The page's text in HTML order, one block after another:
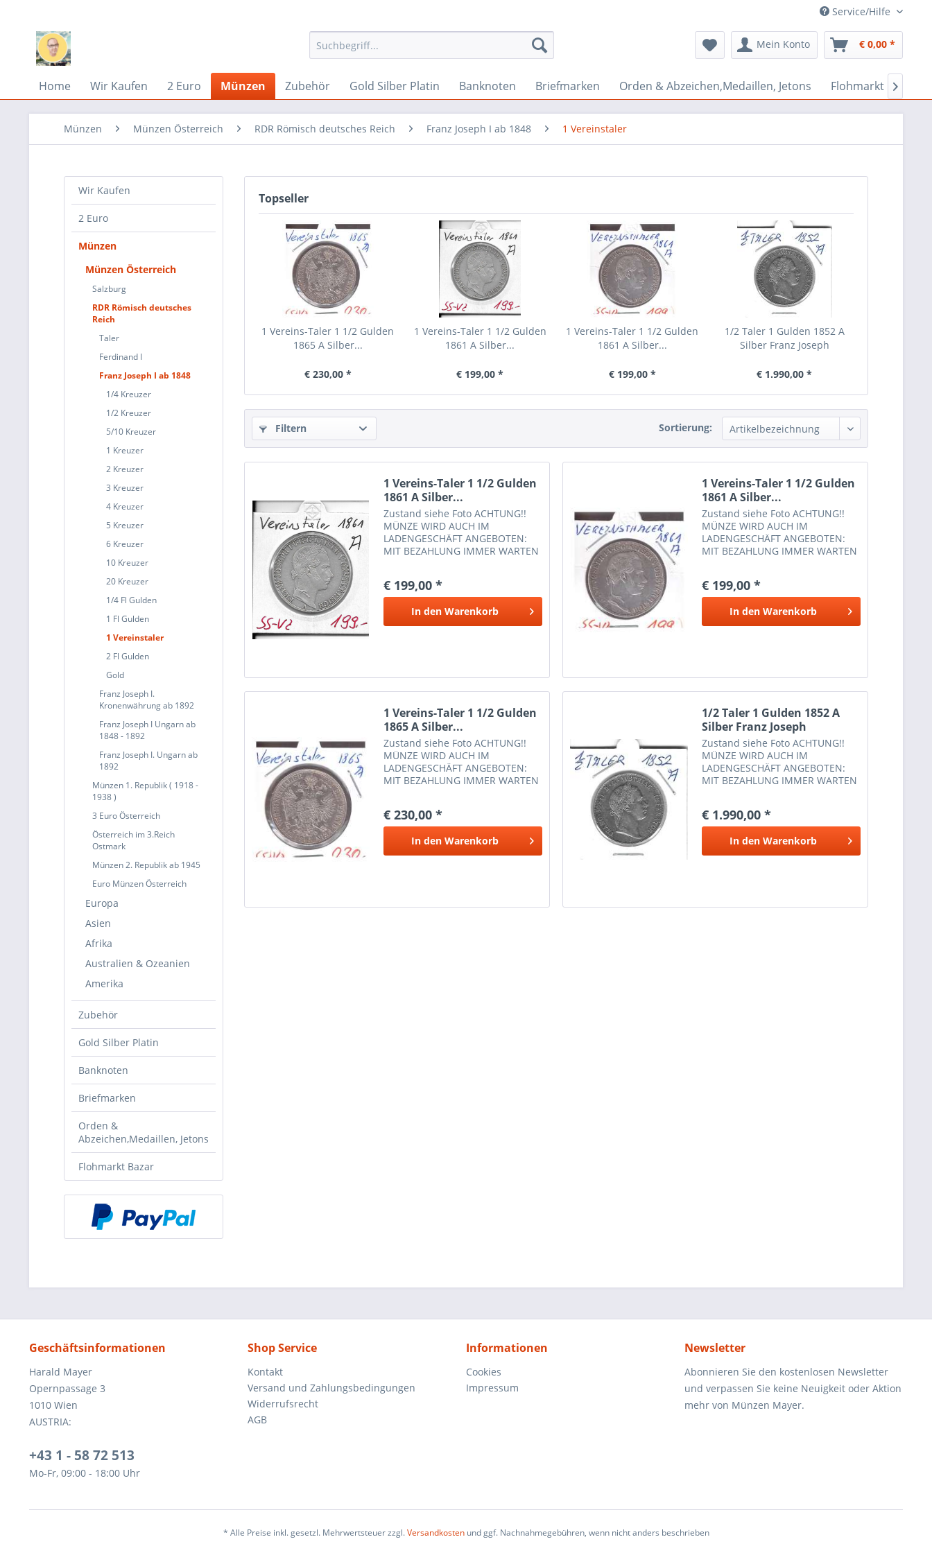
Service/Hilfe
Mein Konto € 0,00 *
Home Wir Kaufen 2 Euro Münzen Zubehör Gold Silber Platin Banknoten Briefmarken Orden & Abzeichen,Medaillen, Jetons Flohmarkt Bazar

Münzen Münzen Österreich RDR Römisch deutsches Reich Franz Joseph I ab 1848 1 Vereinstaler
Wir Kaufen
2 Euro
Münzen
Münzen Österreich
Salzburg
RDR Römisch deutsches
Reich
Taler
Ferdinand I
Franz Joseph I ab 1848
1/4 Kreuzer
1/2 Kreuzer
5/10 Kreuzer
1 Kreuzer
2 Kreuzer
3 Kreuzer
4 Kreuzer
5 Kreuzer
6 Kreuzer
10 Kreuzer
20 Kreuzer
1/4 Fl Gulden
1 Fl Gulden
1 Vereinstaler
2 Fl Gulden
Gold
Franz Joseph I.
Kronenwährung ab 1892
Franz Joseph I Ungarn ab
1848 - 1892
Franz Joseph I. Ungarn ab
1892
Münzen 1. Republik ( 1918 -
1938 )
3 Euro Österreich
Österreich im 3.Reich
Ostmark
Münzen 2. Republik ab 1945
Euro Münzen Österreich
Europa
Asien
Afrika
Australien & Ozeanien
Amerika
Zubehör
Gold Silber Platin
Banknoten
Briefmarken
Orden &
Abzeichen,Medaillen, Jetons
Flohmarkt Bazar
Topseller
1 Vereins-Taler 1 1/2 Gulden
1865 A Silber...
€ 230,00 *
1 Vereins-Taler 1 1/2 Gulden
1861 A Silber...
€ 199,00 *
1 Vereins-Taler 1 1/2 Gulden
1861 A Silber...
€ 199,00 *
1/2 Taler 1 Gulden 1852 A
Silber Franz Joseph
€ 1.990,00 *
Filtern Sortierung:
1 Vereins-Taler 1 1/2 Gulden
1861 A Silber...
Zustand siehe Foto ACHTUNG!!
MÜNZE WIRD AUCH IM
LADENGESCHÄFT ANGEBOTEN:
MIT BEZAHLUNG IMMER WARTEN
€ 199,00 *
In den Warenkorb
1 Vereins-Taler 1 1/2 Gulden
1861 A Silber...
Zustand siehe Foto ACHTUNG!!
MÜNZE WIRD AUCH IM
LADENGESCHÄFT ANGEBOTEN:
MIT BEZAHLUNG IMMER WARTEN
€ 199,00 *
In den Warenkorb
1 Vereins-Taler 1 1/2 Gulden
1865 A Silber...
Zustand siehe Foto ACHTUNG!!
MÜNZE WIRD AUCH IM
LADENGESCHÄFT ANGEBOTEN:
MIT BEZAHLUNG IMMER WARTEN
€ 230,00 *
In den Warenkorb
1/2 Taler 1 Gulden 1852 A
Silber Franz Joseph
Zustand siehe Foto ACHTUNG!!
MÜNZE WIRD AUCH IM
LADENGESCHÄFT ANGEBOTEN:
MIT BEZAHLUNG IMMER WARTEN
€ 1.990,00 *
In den Warenkorb
Geschäftsinformationen
Harald Mayer
Opernpassage 3
1010 Wien
AUSTRIA:
+43 1 - 58 72 513
Mo-Fr, 09:00 - 18:00 Uhr
Shop Service
Kontakt
Versand und Zahlungsbedingungen
Widerrufsrecht
AGB
Informationen
Cookies
Impressum
Newsletter
Abonnieren Sie den kostenlosen Newsletter
und verpassen Sie keine Neuigkeit oder Aktion
mehr von Münzen Mayer.
* Alle Preise inkl. gesetzl. Mehrwertsteuer zzgl.Versandkostenund ggf. Nachnahmegebühren, wenn nicht anders beschrieben